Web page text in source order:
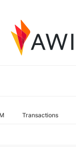
Transactions